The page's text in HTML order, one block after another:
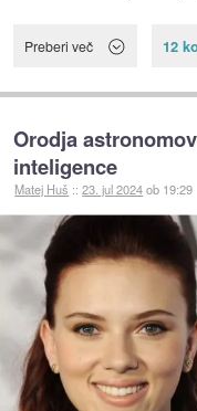
Preberi več 12
Orodja
inteligence
Matej Huš ::23. jul 2024ob 19:29